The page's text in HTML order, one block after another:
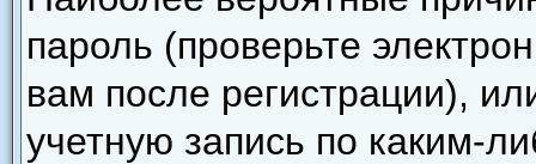
пароль (проверьте
вам после регистрации),
учетную запись по каким-